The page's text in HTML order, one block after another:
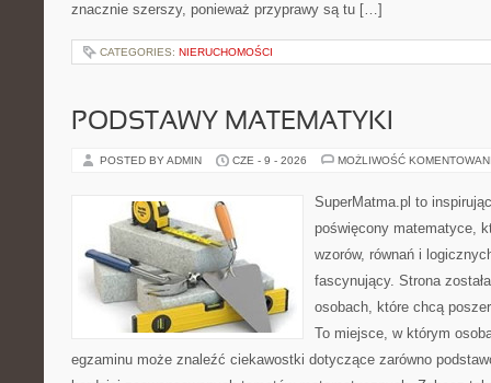
znacznie szerszy, ponieważ przyprawy są tu […]
CATEGORIES: NIERUCHOMOŚCI
PODSTAWY MATEMATYKI
POSTED BY ADMIN CZE - 9 - 2026 MOŻLIWOŚĆ
SuperMatma.pl to
poświęcony matematyce,
wzorów, równań i
fascynujący. Strona
osobach, które chcą
To miejsce, w którym
egzaminu może znaleźć ciekawostki dotyczące zarówno